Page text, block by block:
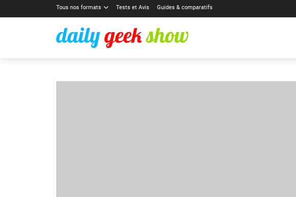
Tous nos formats Tests et Avis Guides & comparatifs